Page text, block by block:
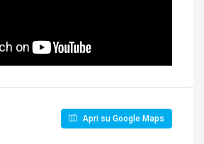
Apri su Google Maps